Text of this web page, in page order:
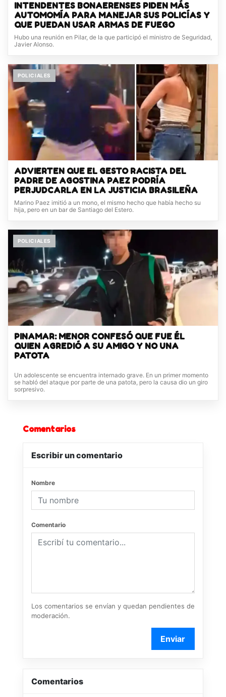
INTENDENTES BONAERENSES PIDEN MÁS
AUTOMOMÍA PARA MANEJAR SUS POLICÍAS Y
QUE PUEDAN USAR ARMAS DE FUEGO
Hubo una reunión en Pilar, de la que participó el ministro de Seguridad,
Javier Alonso.
POLICIALES
ADVIERTEN QUE EL GESTO RACISTA DEL
PADRE DE AGOSTINA PAEZ PODRÍA
PERJUDCARLA EN LA JUSTICIA BRASILEÑA
Marino Paez imitió a un mono, el mismo hecho que había hecho su
hija, pero en un bar de Santiago del Estero.
POLICIALES
PINAMAR: MENOR CONFESÓ QUE FUE ÉL
QUIEN AGREDIÓ A SU AMIGO Y NO UNA
PATOTA
Un adolescente se encuentra internado grave. En un primer momento
se habló del ataque por parte de una patota, pero la causa dio un giro
sorpresivo.
Comentarios
Escribir un comentario
Nombre
Comentario
Los comentarios se envían y quedan pendientes de
moderación.
Enviar
Comentarios